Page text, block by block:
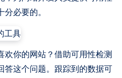
必要的。
你的网站？借助可用性检测
答这个问题。跟踪到的数据可